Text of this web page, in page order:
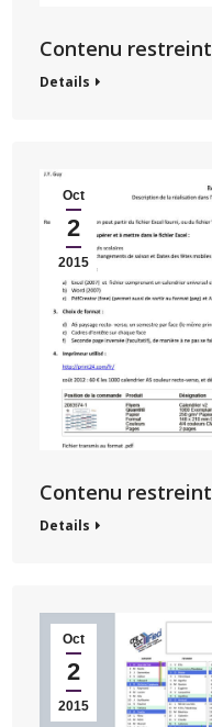
Contenu restreint
Details
Oct
2
2015
Contenu restreint
Details
Oct
2
2015